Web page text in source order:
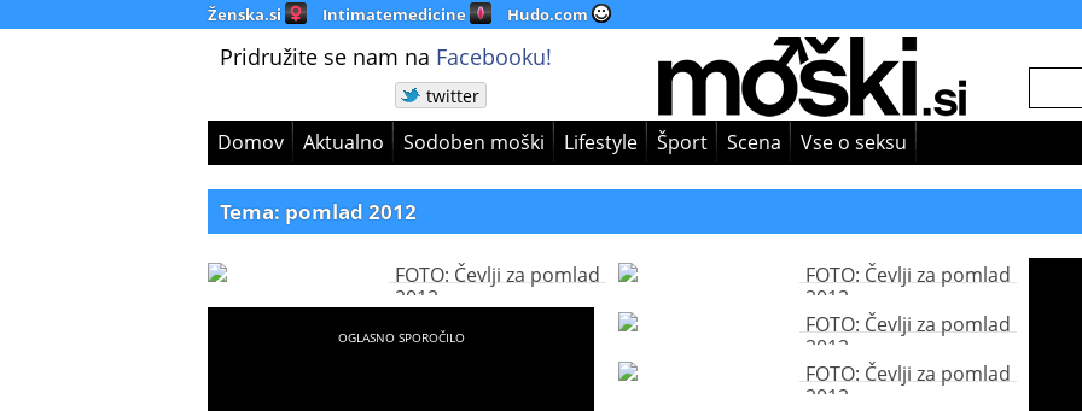
Ženska.si Intimatemedicine Hudo.com
Pridružite se nam na Facebooku!
twitter
Domov Aktualno Sodoben moški Lifestyle Šport Scena Vse o seksu
Tema: pomlad 2012
FOTO: Čevlji za pomlad
2012
FOTO: Čevlji za pomlad
2012
FOTO: Čevlji za pomlad
2012
FOTO: Čevlji za pomlad
2012